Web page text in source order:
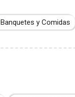
Banquetes y Comidas